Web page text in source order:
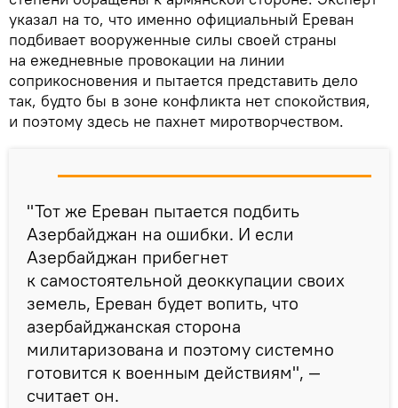
указал на то, что именно официальный Ереван
подбивает вооруженные силы своей страны
на ежедневные провокации на линии
соприкосновения и пытается представить дело
так, будто бы в зоне конфликта нет спокойствия,
и поэтому здесь не пахнет миротворчеством.
"Тот же Ереван пытается подбить
Азербайджан на ошибки. И если
Азербайджан прибегнет
к самостоятельной деоккупации своих
земель, Ереван будет вопить, что
азербайджанская сторона
милитаризована и поэтому системно
готовится к военным действиям", —
считает он.